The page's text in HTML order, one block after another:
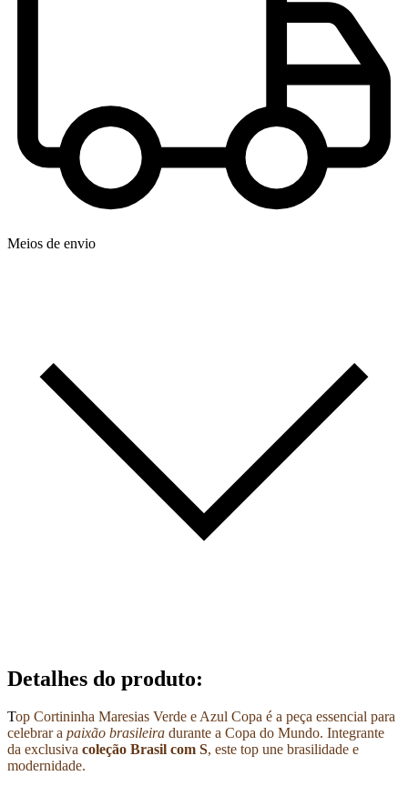
Meios de envio
Detalhes do produto:
Top Cortininha Maresias Verde e Azul Copa é a peça essencial para
celebrar a paixão brasileira durante a Copa do Mundo. Integrante
da exclusiva coleção Brasil com S, este top une brasilidade e
modernidade.